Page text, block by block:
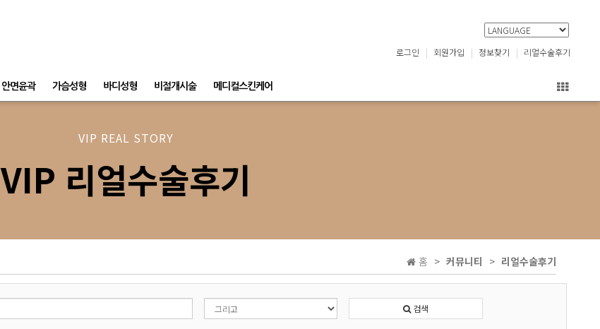
로그인 회원가입 정보찾기 리얼수술후기
안면윤곽 가슴성형 바디성형 비절개시술 메디컬스킨케어
VIP REAL STORY
VIP 리얼수술후기
홈 커뮤니티 리얼수술후기
검색